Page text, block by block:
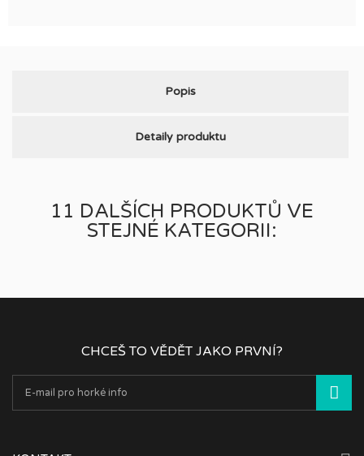
Popis
Detaily produktu
11 DALŠÍCH PRODUKTŮ VE
STEJNÉ KATEGORII:
CHCEŠ TO VĚDĚT JAKO PRVNÍ?